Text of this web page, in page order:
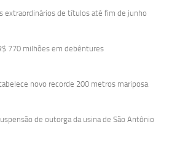
extraordinários de títulos até fim de junho
770 milhões em debêntures
novo recorde 200 metros mariposa
de outorga da usina de São Antônio